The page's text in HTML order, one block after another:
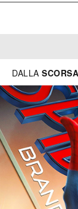
DALLA